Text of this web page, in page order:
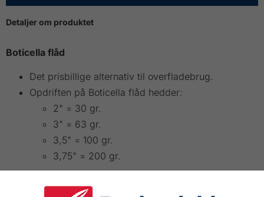
Detaljer om produktet
Boticella flåd
Det prisbillige alternativ til overfladebrug.
Opdriften på Boticella flåd hedder:
2" = 30 gr.
3" = 63 gr.
3,5" = 100 gr.
3,75" = 200 gr.